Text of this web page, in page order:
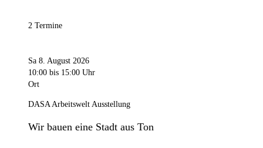
2 Termine
Sa 8. August 2026
10:00 bis 15:00 Uhr
Ort
DASA Arbeitswelt Ausstellung
Wir bauen eine Stadt aus Ton